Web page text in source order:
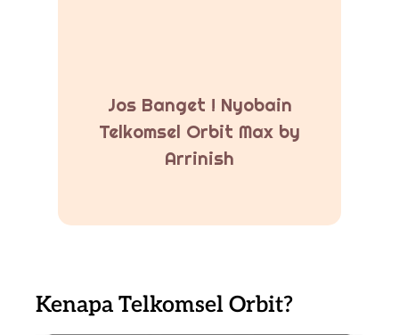
Jos Banget ! Nyobain
Telkomsel Orbit Max by
Arrinish
Kenapa Telkomsel Orbit?